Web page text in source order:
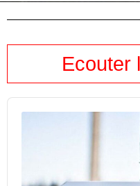
Ecouter
Audio